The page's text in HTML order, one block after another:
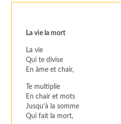
La vie la mort
La vie
Qui te divise
En âme et chair,
Te multiplie
En chair et mots
Jusqu’à la somme
Qui fait la mort,